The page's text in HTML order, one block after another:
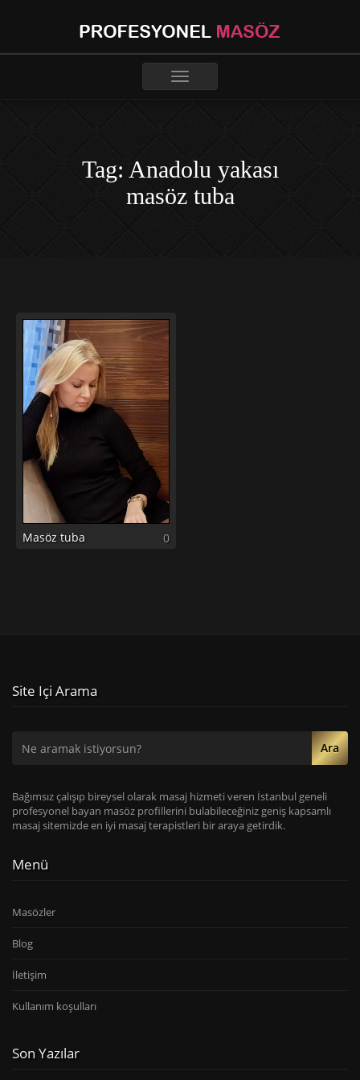
Toggle
Tag: Anadolu yakası
masöz tuba
Masöz tuba 0
Site Içi Arama
Ara
Bağımsız çalışıp bireysel olarak masaj hizmeti veren İstanbul geneli
profesyonel bayan masöz profillerini bulabileceğiniz geniş kapsamlı
masaj sitemizde en iyi masaj terapistleri bir araya getirdik.
Menü
Masözler
Blog
İletişim
Kullanım koşulları
Son Yazılar